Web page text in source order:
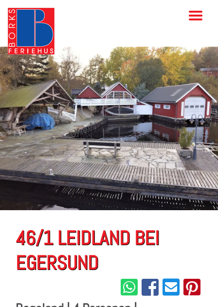
46/1 LEIDLAND BEI
EGERSUND